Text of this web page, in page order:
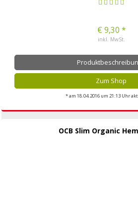
€ 9,30 *
inkl. MwSt.
Zum Shop
* am 18.04.2016 um 21:13 Uhr
OCB Slim Organic